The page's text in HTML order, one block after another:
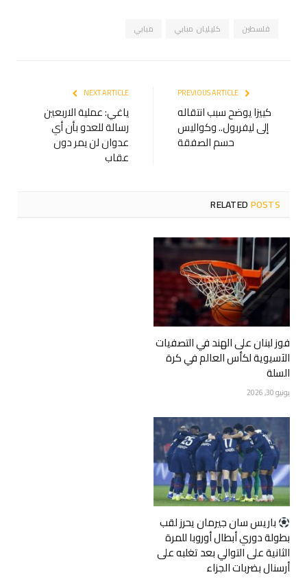
فلسطين كليليان مبابي مبابي
كييزا يوضح سبب انتقاله
إلى ليفربول.. وكواليس
حسم الصفقة
NEXT ARTICLE
ياغي: عملية الاربعين
رسالة للعدو بأن أي
عدوان لن يمر دون
عقاب
RELATEDPOSTS
فوز لبنان على الهند في التصفيات
الآسيوية لكأس العالم في كرة
السلة
يونيو 30, 2026
‏باريس سان جيرمان يحرز لقب
بطولة دوري أبطال أوروبا للمرة
الثانية على التوالي بعد تغلبه على
أرسنال بضربات الجزاء